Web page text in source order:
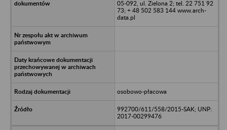
05-092, ul. Zielona 2; tel. 22 751 92
73; + 48 502 583 144 www.arch-
data.pl
osobowo-płacowa
992700/611/558/2015-SAK; UNP:
2017-00299476